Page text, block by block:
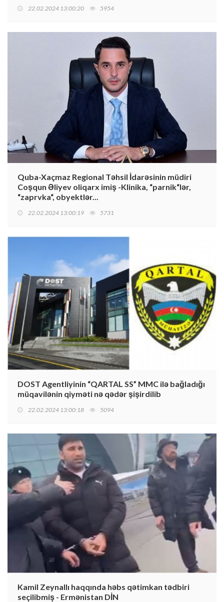
22.02.2024 13:00:20 5954
Quba-Xaçmaz Regional Təhsil İdarəsinin müdiri
Coşqun Əliyev oliqarx imiş -Klinika, “parnik“lər,
“zaprvka“, obyektlər...
22.02.2024 13:00:19 5731
DOST Agentliyinin “QARTAL SS” MMC ilə bağladığı
müqavilənin qiyməti nə qədər şişirdilib
22.02.2024 13:00:18 5094
Kamil Zeynallı haqqında həbs qətimkan tədbiri
seçilibmiş - Ermənistan DİN